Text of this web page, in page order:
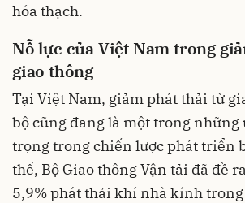
hóa thạch.
Nỗ lực của Việt Nam trong
giao thông
Tại Việt Nam, giảm phát thải từ
bộ cũng đang là một trong những
trọng trong chiến lược phát triển
thể, Bộ Giao thông Vận tải đã đề
5,9% phát thải khí nhà kính